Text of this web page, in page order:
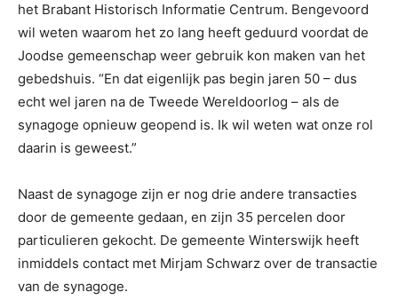
het Brabant Historisch Informatie Centrum. Bengevoord
wil weten waarom het zo lang heeft geduurd voordat de
Joodse gemeenschap weer gebruik kon maken van het
gebedshuis. “En dat eigenlijk pas begin jaren 50 – dus
echt wel jaren na de Tweede Wereldoorlog – als de
synagoge opnieuw geopend is. Ik wil weten wat onze rol
daarin is geweest.”
Naast de synagoge zijn er nog drie andere transacties
door de gemeente gedaan, en zijn 35 percelen door
particulieren gekocht. De gemeente Winterswijk heeft
inmiddels contact met Mirjam Schwarz over de transactie
van de synagoge.